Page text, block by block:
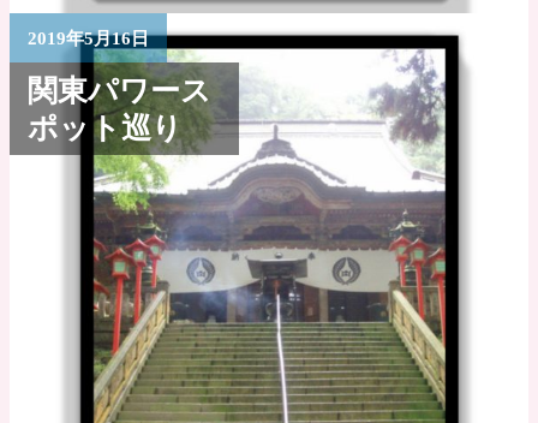
2019年5月16日
関東パワース
ポット巡り